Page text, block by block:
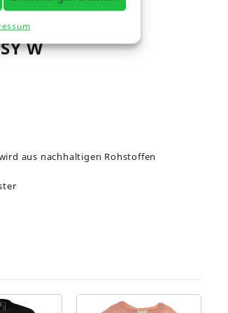
W
aus nachhaltigen Rohstoffen